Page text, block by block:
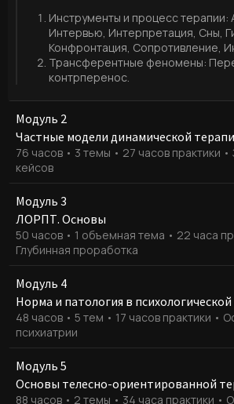
Инструменты и процесс терапии:
Интервью, Интерпретация, Сны,
Конфронтация, Сопротивление,
Трансферентные феномены:
контрперенос.
Модуль 2
Частные модели динамической
76 часов • 3 темы • 27 часов практики •
кейсов
Динамическая "хирургия".
Прецизионные инструменты для
с напряжением. Фокус на
интервенциях.
Частные модели динамической
Сифнеос, Страпп, Люборски,
Техника освобождения
напряжения.
Биохимия убеждений.
Модуль 3
ЛОРПТ. Основы
50 часов • 1 объемная тема • 22 часа
Глубинная проработка
Реконструкция опор через
Как помочь клиенту пересобрать свою
старые стратегии рухнули и больше не
психотерапия.
Модуль 4
Норма и патология в
48 часов • 5 тем • 17 часов практики •
психиатрии
Радары системных сбоев.
Клиническая пропедевтика. Вы
Модуль 5
Основы телесно-ориентированной
88 часов • 2 темы • 34 часа практики •